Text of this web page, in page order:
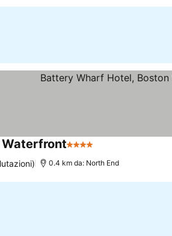
4 Stelle
0.4 km da: North End